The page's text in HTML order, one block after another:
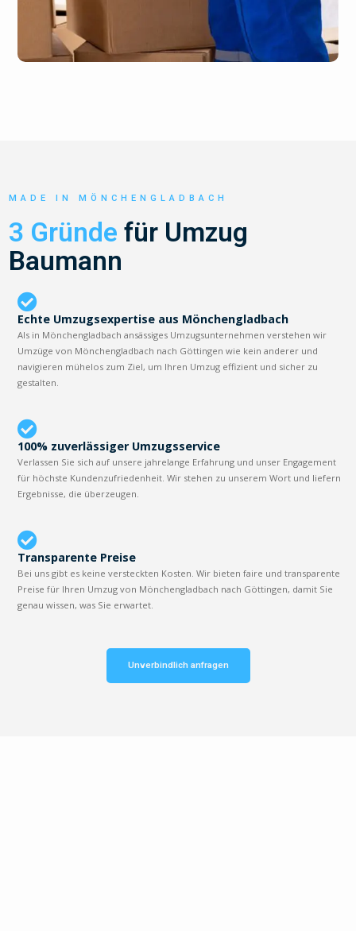
MADE IN MÖNCHENGLADBACH
3 Gründe für Umzug
Baumann
Echte Umzugsexpertise aus Mönchengladbach
Als in Mönchengladbach ansässiges Umzugsunternehmen verstehen wir
Umzüge von Mönchengladbach nach Göttingen wie kein anderer und
navigieren mühelos zum Ziel, um Ihren Umzug effizient und sicher zu
gestalten.
100% zuverlässiger Umzugsservice
Verlassen Sie sich auf unsere jahrelange Erfahrung und unser Engagement
für höchste Kundenzufriedenheit. Wir stehen zu unserem Wort und liefern
Ergebnisse, die überzeugen.
Transparente Preise
Bei uns gibt es keine versteckten Kosten. Wir bieten faire und transparente
Preise für Ihren Umzug von Mönchengladbach nach Göttingen, damit Sie
genau wissen, was Sie erwartet.
Unverbindlich anfragen